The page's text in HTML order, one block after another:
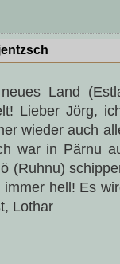
Land
Lieber Jörg,
wieder auch
war in Pärnu
(Ruhnu)
hell! Es
Lothar